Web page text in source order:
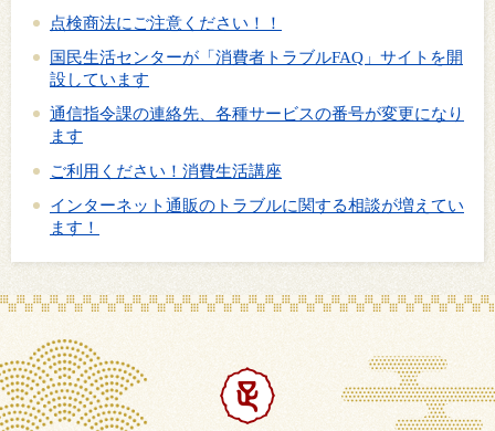
点検商法にご注意ください！！
国民生活センターが「消費者トラブルFAQ」サイトを開
設しています
通信指令課の連絡先、各種サービスの番号が変更になり
ます
ご利用ください！消費生活講座
インターネット通販のトラブルに関する相談が増えてい
ます！